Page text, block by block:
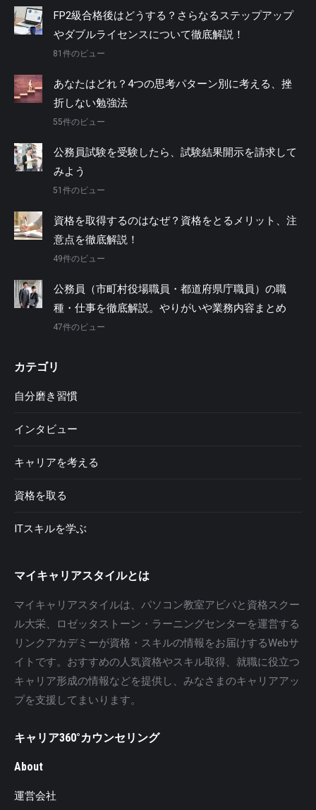
FP2級合格後はどうする？さらなるステップアップ
やダブルライセンスについて徹底解説！
81件のビュー
あなたはどれ？4つの思考パターン別に考える、挫
折しない勉強法
55件のビュー
公務員試験を受験したら、試験結果開示を請求して
みよう
51件のビュー
資格を取得するのはなぜ？資格をとるメリット、注
意点を徹底解説！
49件のビュー
公務員（市町村役場職員・都道府県庁職員）の職
種・仕事を徹底解説。やりがいや業務内容まとめ
47件のビュー
カテゴリ
自分磨き習慣
インタビュー
キャリアを考える
資格を取る
ITスキルを学ぶ
マイキャリアスタイルとは
マイキャリアスタイルは、パソコン教室アビバと資格スクー
ル大栄、ロゼッタストーン・ラーニングセンターを運営する
リンクアカデミーが資格・スキルの情報をお届けするWebサ
イトです。おすすめの人気資格やスキル取得、就職に役立つ
キャリア形成の情報などを提供し、みなさまのキャリアアッ
プを支援してまいります。
キャリア360°カウンセリング
About
運営会社